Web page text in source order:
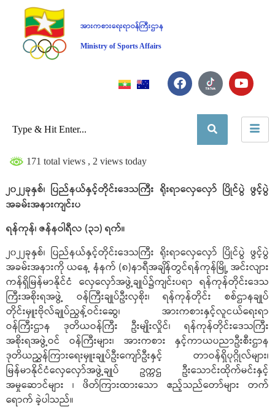
အားကစားရေးရာဝန်ကြီးဌာန
Ministry of Sports Affairs
171 total views , 2 views today
၂၀၂၂ခုနှစ်၊ ပြည်နယ်နှင့်တိုင်းဒေသကြီး ရိုးရာလှေလှော် ပြိုင်ပွဲ ဖွင့်ပွဲ
အခမ်းအနားကျင်းပ
ရန်ကုန်၊ ဇန်နဝါရီလ (၃၁) ရက်။
၂၀၂၂ခုနှစ်၊ ပြည်နယ်နှင့်တိုင်းဒေသကြီး ရိုးရာလှေလှော် ပြိုင်ပွဲ ဖွင့်ပွဲ
အခမ်းအနားကို ယနေ့ နံနက် (၈)နာရီအချိန်တွင်ရန်ကုန်မြို့ အင်းလျား
ကန်ရှိမြန်မာနိုင်ငံ လှေလှော်အဖွဲ့ချုပ်၌ကျင်းပရာ ရန်ကုန်တိုင်းဒေသ
ကြီးအစိုးရအဖွဲ့ ဝန်ကြီးချုပ်ဦးလှစိုး၊ ရန်ကုန်တိုင်း စစ်ဌာနချုပ်
တိုင်းမှူးဗိုလ်ချုပ်ညွန့်ဝင်းဆွေ၊ အားကစားနှင့်လူငယ်ရေးရာ
ဝန်ကြီးဌာန ဒုတိယဝန်ကြီး ဦးမျိုးလှိုင်၊ ရန်ကုန်တိုင်းဒေသကြီး
အစိုးရအဖွဲ့ဝင် ဝန်ကြီးများ၊ အားကစား နှင့်ကာယပညာဦးစီးဌာန
ဒုတိယညွှန်ကြားရေးမှူးချုပ်ဦးကျော်ဦးနှင့် တာဝန်ရှိပုဂ္ဂိုလ်များ၊
မြန်မာနိုင်ငံလှေလှော်အဖွဲ့ချုပ် ဥက္ကဌ ဦးသောင်းထိုက်မင်းနှင့်
အမှုဆောင်များ ၊ ဖိတ်ကြားထားသော ဧည့်သည်တော်များ တက်
ရောက် ခဲ့ပါသည်။